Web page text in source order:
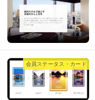
会員ステータス・カード